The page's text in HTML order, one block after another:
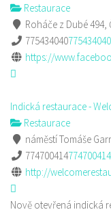
Restaurace
Roháče z Dubé 494,
775434040775434040
https://
Indická restaurace -
Restaurace
náměstí Tomáše
774700414774700414
http://
Nově otevřená indická